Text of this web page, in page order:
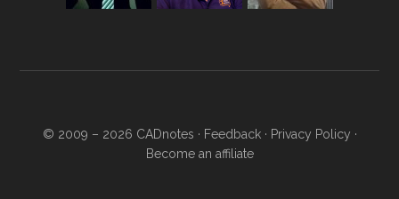
© 2009 – 2026 CADnotes · Feedback· Privacy Policy ·
Become an affiliate